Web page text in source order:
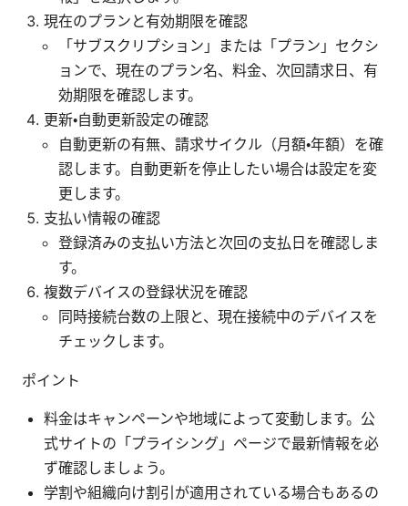
現在のプランと有効期限を確認
「サブスクリプション」または「プラン」セクシ
ョンで、現在のプラン名、料金、次回請求日、有
効期限を確認します。
更新・自動更新設定の確認
自動更新の有無、請求サイクル（月額・年額）を確
認します。自動更新を停止したい場合は設定を変
更します。
支払い情報の確認
登録済みの支払い方法と次回の支払日を確認しま
す。
複数デバイスの登録状況を確認
同時接続台数の上限と、現在接続中のデバイスを
チェックします。
ポイント
料金はキャンペーンや地域によって変動します。公
式サイトの「プライシング」ページで最新情報を必
ず確認しましょう。
学割や組織向け割引が適用されている場合もあるの